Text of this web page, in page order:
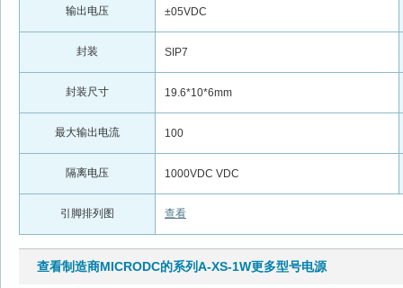
输出电压 ±05VDC
封装 SIP7
封装尺寸 19.6*10*6mm
最大输出电流 100
隔离电压 1000VDC VDC
引脚排列图 查看
查看制造商MICRODC的系列A-XS-1W更多型号电源